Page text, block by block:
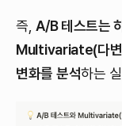
즉,A/B 테스트는
Multivariate(다변
변화를 분석하는